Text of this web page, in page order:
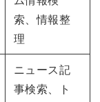
索、情報整
理
ニュース記
事検索、ト